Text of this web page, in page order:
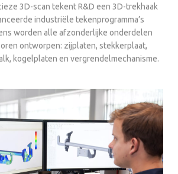
3D-scan tekent R&D een 3D-trekhaak
industriële tekenprogramma’s
worden alle afzonderlijke onderdelen
ontworpen: zijplaten, stekkerplaat,
kogelplaten en vergrendelmechanisme.